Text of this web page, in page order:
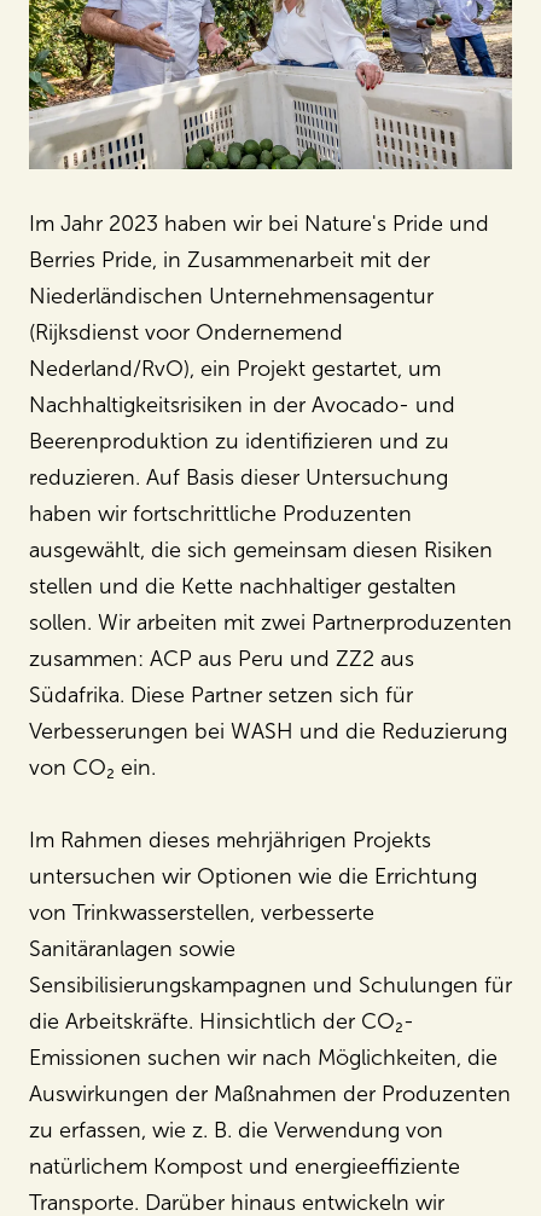
Im Jahr 2023 haben wir bei Nature's Pride und
Berries Pride, in Zusammenarbeit mit der
Niederländischen Unternehmensagentur
(Rijksdienst voor Ondernemend
Nederland/RvO), ein Projekt gestartet, um
Nachhaltigkeitsrisiken in der Avocado- und
Beerenproduktion zu identifizieren und zu
reduzieren. Auf Basis dieser Untersuchung
haben wir fortschrittliche Produzenten
ausgewählt, die sich gemeinsam diesen Risiken
stellen und die Kette nachhaltiger gestalten
sollen. Wir arbeiten mit zwei Partnerproduzenten
zusammen: ACP aus Peru und ZZ2 aus
Südafrika. Diese Partner setzen sich für
Verbesserungen bei WASH und die Reduzierung
von CO₂ ein.
Im Rahmen dieses mehrjährigen Projekts
untersuchen wir Optionen wie die Errichtung
von Trinkwasserstellen, verbesserte
Sanitäranlagen sowie
Sensibilisierungskampagnen und Schulungen für
die Arbeitskräfte. Hinsichtlich der CO₂-
Emissionen suchen wir nach Möglichkeiten, die
Auswirkungen der Maßnahmen der Produzenten
zu erfassen, wie z. B. die Verwendung von
natürlichem Kompost und energieeffiziente
Transporte. Darüber hinaus entwickeln wir